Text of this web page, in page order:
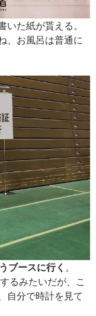
た紙が貰える。
、お風呂は普通に
ブースに行く
るみたいだが、こ
自分で時計を見て